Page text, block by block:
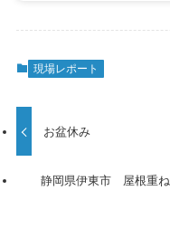
現場レポート
お盆休み
静岡県伊東市 屋根重ね